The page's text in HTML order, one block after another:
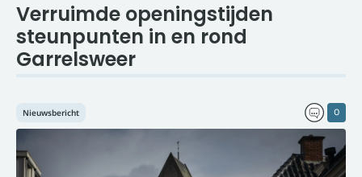
Verruimde openingstijden
steunpunten in en rond
Garrelsweer
0
Nieuwsbericht